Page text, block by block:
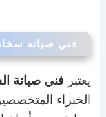
فني صيانه
يعتبر فني صيانة
الخبراء